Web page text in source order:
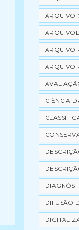
ARQUIVO
ARQUIVO
ARQUIVO
CIÊNCIA
DIFUSÃO